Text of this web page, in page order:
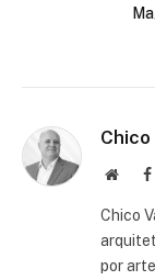
Site
Chico
por